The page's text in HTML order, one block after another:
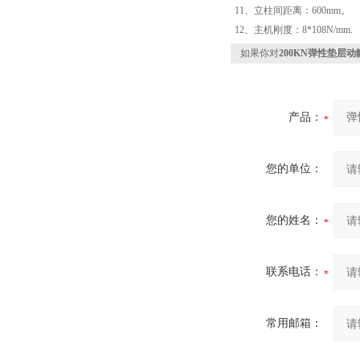
11、立柱间距离：600mm。
12、主机刚度：8*108N/mm.
如果你对200KN弹性垫层动
产品：
您的单位：
您的姓名：
联系电话：
常用邮箱：